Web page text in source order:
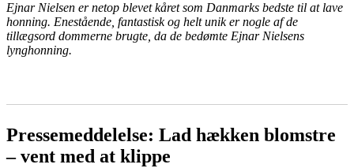
Ejnar Nielsen er netop blevet kåret som Danmarks bedste til at lave
honning. Enestående, fantastisk og helt unik er nogle af de
tillægsord dommerne brugte, da de bedømte Ejnar Nielsens
lynghonning.
Pressemeddelelse: Lad hækken blomstre
– vent med at klippe